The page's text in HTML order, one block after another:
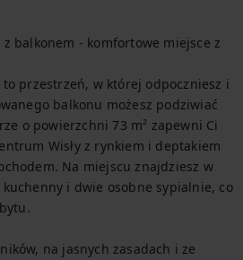
balkonem - komfortowe miejsce z
przestrzeń, w której odpoczniesz i
balkonu możesz podziwiać
o powierzchni 73 m² zapewni Ci
Wisły z rynkiem i deptakiem
Na miejscu znajdziesz w
kuchenny i dwie osobne sypialnie, co
na jasnych zasadach i ze